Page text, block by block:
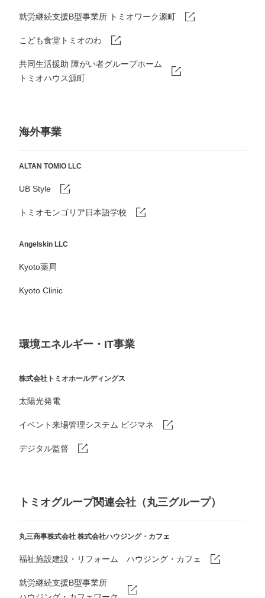
就労継続支援B型事業所 トミオワーク源町
こども食堂トミオのわ
共同生活援助 障がい者グループホーム
トミオハウス源町
海外事業
ALTAN TOMIO LLC
UB Style
トミオモンゴリア日本語学校
Angelskin LLC
Kyoto薬局
Kyoto Clinic
環境エネルギー・IT事業
株式会社トミオホールディングス
太陽光発電
イベント来場管理システム ビジマネ
デジタル監督
トミオグループ関連会社（丸三グループ）
丸三商事株式会社 株式会社ハウジング・カフェ
福祉施設建設・リフォーム ハウジング・カフェ
就労継続支援B型事業所